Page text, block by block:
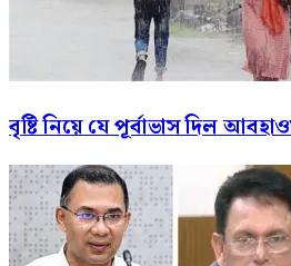
বৃষ্টি নিয়ে যে পূর্বাভাস দিল